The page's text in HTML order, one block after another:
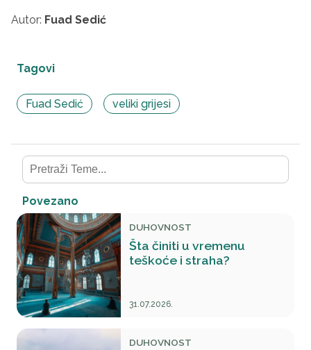
Autor: Fuad Sedić
Tagovi
Fuad Sedić veliki grijesi
Povezano
DUHOVNOST
Šta činiti u vremenu
teškoće i straha?
31.07.2026.
DUHOVNOST